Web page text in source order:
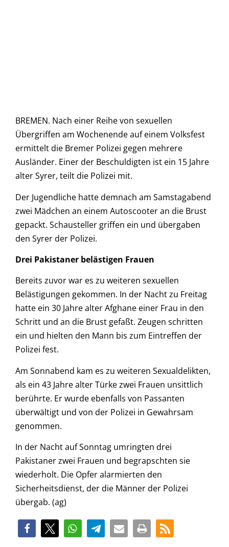
BREMEN. Nach einer Reihe von sexuellen
Übergriffen am Wochenende auf einem Volksfest
ermittelt die Bremer Polizei gegen mehrere
Ausländer. Einer der Beschuldigten ist ein 15 Jahre
alter Syrer, teilt die Polizei mit.
Der Jugendliche hatte demnach am Samstagabend
zwei Mädchen an einem Autoscooter an die Brust
gepackt. Schausteller griffen ein und übergaben
den Syrer der Polizei.
Drei Pakistaner belästigen Frauen
Bereits zuvor war es zu weiteren sexuellen
Belästigungen gekommen. In der Nacht zu Freitag
hatte ein 30 Jahre alter Afghane einer Frau in den
Schritt und an die Brust gefaßt. Zeugen schritten
ein und hielten den Mann bis zum Eintreffen der
Polizei fest.
Am Sonnabend kam es zu weiteren Sexualdelikten,
als ein 43 Jahre alter Türke zwei Frauen unsittlich
berührte. Er wurde ebenfalls von Passanten
überwältigt und von der Polizei in Gewahrsam
genommen.
In der Nacht auf Sonntag umringten drei
Pakistaner zwei Frauen und begrapschten sie
wiederholt. Die Opfer alarmierten den
Sicherheitsdienst, der die Männer der Polizei
übergab. (ag)